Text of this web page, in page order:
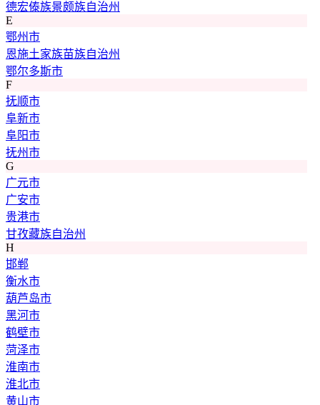
德宏傣族景颇族自治州
E
鄂州市
恩施土家族苗族自治州
鄂尔多斯市
F
抚顺市
阜新市
阜阳市
抚州市
G
广元市
广安市
贵港市
甘孜藏族自治州
H
邯郸
衡水市
葫芦岛市
黑河市
鹤壁市
菏泽市
淮南市
淮北市
黄山市